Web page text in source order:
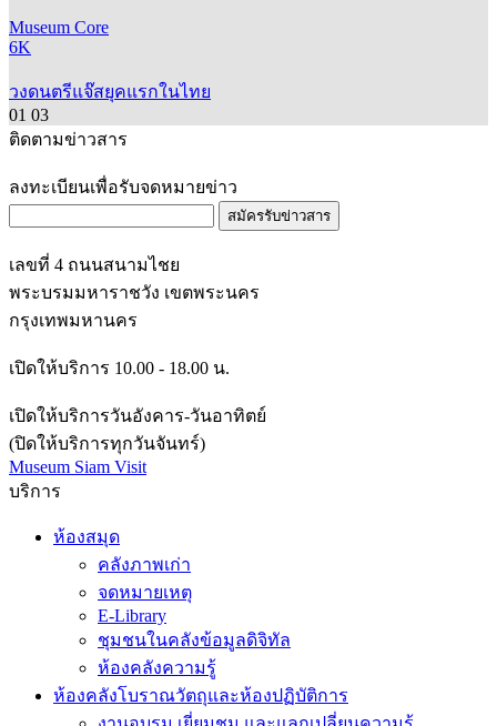
Museum Core
6K
วงดนตรีแจ๊สยุคแรกในไทย
01 03
ติดตามข่าวสาร
ลงทะเบียนเพื่อรับจดหมายข่าว
สมัครรับข่าวสาร
เลขที่ 4 ถนนสนามไชย
พระบรมมหาราชวัง เขตพระนคร
กรุงเทพมหานคร
เปิดให้บริการ 10.00 - 18.00 น.
เปิดให้บริการวันอังคาร-วันอาทิตย์
(ปิดให้บริการทุกวันจันทร์)
Museum Siam Visit
บริการ
ห้องสมุด
คลังภาพเก่า
จดหมายเหตุ
E-Library
ชุมชนในคลังข้อมูลดิจิทัล
ห้องคลังความรู้
ห้องคลังโบราณวัตถุและห้องปฏิบัติการ